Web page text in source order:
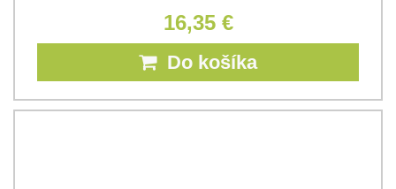
16,35 €
Do košíka